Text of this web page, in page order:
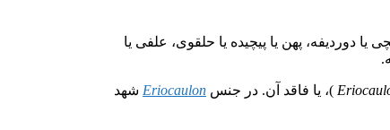
دوردیفه، پهن یا پیچیده یا حلقوی، علفی یا
)، یا فاقد آن. در جنس Eriocaulon شهد